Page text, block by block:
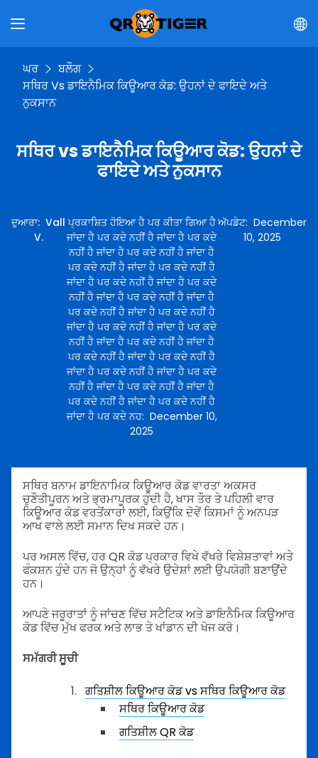
ਘਰ
ਬਲੌਗ
ਸਥਿਰ Vs ਡਾਇਨੈਮਿਕ ਕਿਊਆਰ ਕੋਡ: ਉਹਨਾਂ ਦੇ ਫਾਇਦੇ ਅਤੇ
ਨੁਕਸਾਨ
ਸਥਿਰ vs ਡਾਇਨੈਮਿਕ ਕਿਊਆਰ ਕੋਡ: ਉਹਨਾਂ ਦੇ
ਫਾਇਦੇ ਅਤੇ ਨੁਕਸਾਨ
ਦੁਆਰਾ: Vall
V.
ਪ੍ਰਕਾਸ਼ਿਤ ਹੋਇਆ ਹੈ ਪਰ ਕੀਤਾ ਗਿਆ ਹੈ
ਜਾਂਦਾ ਹੈ ਪਰ ਕਦੇ ਨਹੀਂ ਹੈ ਜਾਂਦਾ ਹੈ ਪਰ ਕਦੇ
ਨਹੀਂ ਹੈ ਜਾਂਦਾ ਹੈ ਪਰ ਕਦੇ ਨਹੀਂ ਹੈ ਜਾਂਦਾ ਹੈ
ਪਰ ਕਦੇ ਨਹੀਂ ਹੈ ਜਾਂਦਾ ਹੈ ਪਰ ਕਦੇ ਨਹੀਂ ਹੈ
ਜਾਂਦਾ ਹੈ ਪਰ ਕਦੇ ਨਹੀਂ ਹੈ ਜਾਂਦਾ ਹੈ ਪਰ ਕਦੇ
ਨਹੀਂ ਹੈ ਜਾਂਦਾ ਹੈ ਪਰ ਕਦੇ ਨਹੀਂ ਹੈ ਜਾਂਦਾ ਹੈ
ਪਰ ਕਦੇ ਨਹੀਂ ਹੈ ਜਾਂਦਾ ਹੈ ਪਰ ਕਦੇ ਨਹੀਂ ਹੈ
ਜਾਂਦਾ ਹੈ ਪਰ ਕਦੇ ਨਹੀਂ ਹੈ ਜਾਂਦਾ ਹੈ ਪਰ ਕਦੇ
ਨਹੀਂ ਹੈ ਜਾਂਦਾ ਹੈ ਪਰ ਕਦੇ ਨਹੀਂ ਹੈ ਜਾਂਦਾ ਹੈ
ਪਰ ਕਦੇ ਨਹੀਂ ਹੈ ਜਾਂਦਾ ਹੈ ਪਰ ਕਦੇ ਨਹੀਂ ਹੈ
ਜਾਂਦਾ ਹੈ ਪਰ ਕਦੇ ਨਹੀਂ ਹੈ ਜਾਂਦਾ ਹੈ ਪਰ ਕਦੇ
ਨਹੀਂ ਹੈ ਜਾਂਦਾ ਹੈ ਪਰ ਕਦੇ ਨਹੀਂ ਹੈ ਜਾਂਦਾ ਹੈ
ਪਰ ਕਦੇ ਨਹੀਂ ਹੈ ਜਾਂਦਾ ਹੈ ਪਰ ਕਦੇ ਨਹੀਂ ਹੈ
ਜਾਂਦਾ ਹੈ ਪਰ ਕਦੇ ਨਹ: December 10,
2025
ਅੱਪਡੇਟ: December
10, 2025
ਸਥਿਰ ਬਨਾਮ ਡਾਇਨਾਮਿਕ ਕਿਊਆਰ ਕੋਡ ਵਾਰਤਾ ਅਕਸਰ
ਚੁਣੌਤੀਪੂਰਨ ਅਤੇ ਭ੍ਰਮਾਪੂਰਕ ਹੁੰਦੀ ਹੈ, ਖਾਸ ਤੌਰ ਤੇ ਪਹਿਲੀ ਵਾਰ
ਕਿਊਆਰ ਕੋਡ ਵਰਤੋਂਕਾਰਾਂ ਲਈ, ਕਿਉਂਕਿ ਦੋਵੇਂ ਕਿਸਮਾਂ ਨੂੰ ਅਨਪੜ
ਆਖ ਵਾਲੇ ਲਈ ਸਮਾਨ ਦਿਖ ਸਕਦੇ ਹਨ।
ਪਰ ਅਸਲ ਵਿੱਚ, ਹਰ QR ਕੋਡ ਪ੍ਰਕਾਰ ਵਿਖੇ ਵੱਖਰੇ ਵਿਸ਼ੇਸ਼ਤਾਵਾਂ ਅਤੇ
ਫੰਕਸ਼ਨ ਹੁੰਦੇ ਹਨ ਜੋ ਉਨ੍ਹਾਂ ਨੂੰ ਵੱਖਰੇ ਉਦੇਸ਼ਾਂ ਲਈ ਉਪਯੋਗੀ ਬਣਾਉਂਦੇ
ਹਨ।
ਆਪਣੇ ਜਰੂਰਾਤਾਂ ਨੂੰ ਜਾਂਚਣ ਵਿੱਚ ਸਟੈਟਿਕ ਅਤੇ ਡਾਇਨੈਮਿਕ ਕਿਊਆਰ
ਕੋਡ ਵਿੱਚ ਮੁੱਖ ਫਰਕ ਅਤੇ ਲਾਭ ਤੇ ਖਾਂਡਾਨ ਦੀ ਖੋਜ ਕਰੋ।
ਸਮੱਗਰੀ ਸੂਚੀ
ਗਤਿਸ਼ੀਲ ਕਿਊਆਰ ਕੋਡ vs ਸਥਿਰ ਕਿਊਆਰ ਕੋਡ
ਸਥਿਰ ਕਿਊਆਰ ਕੋਡ
ਗਤਿਸ਼ੀਲ QR ਕੋਡ